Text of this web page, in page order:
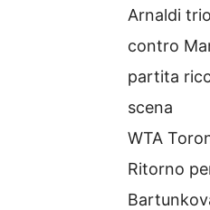
Arnaldi
contro
partita
scena
WTA
Ritorno